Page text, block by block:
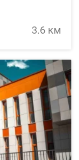
3.6 км